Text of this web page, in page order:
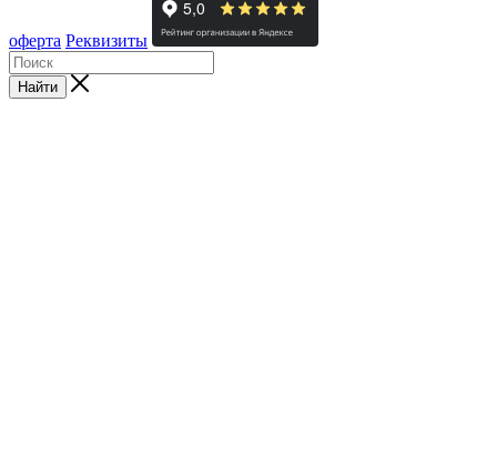
оферта Реквизиты
Найти